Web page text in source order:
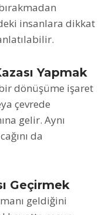
insanlara dikkat
Yapmak
dönüşüme işaret
çevrede
gelir. Aynı
da
Geçirmek
geldiğini